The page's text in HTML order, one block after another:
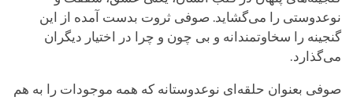
نوعدوستی را می‌گشاید. صوفی ثروت بدست آمده از این
گنجینه را سخاوتمندانه و بی‌ چون و چرا در اختیار دیگران
می‌گذارد.
صوفی بعنوان حلقه‌ای نوعدوستانه که همه موجودات را به هم